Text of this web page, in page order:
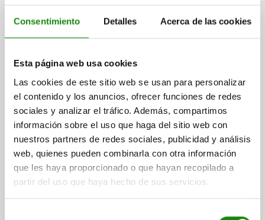
Consentimiento Detalles Acerca de las cookies
Esta página web usa cookies
Las cookies de este sitio web se usan para personalizar
el contenido y los anuncios, ofrecer funciones de redes
sociales y analizar el tráfico. Además, compartimos
información sobre el uso que haga del sitio web con
nuestros partners de redes sociales, publicidad y análisis
web, quienes pueden combinarla con otra información
que les haya proporcionado o que hayan recopilado a
partir del uso que haya hecho de sus servicios.
L2
PAR DE APRIETE MÁX. NM
T